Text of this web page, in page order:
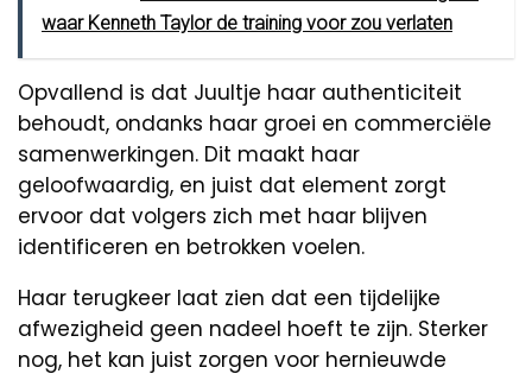
waar Kenneth Taylor de training voor zou verlaten
Opvallend is dat Juultje haar authenticiteit
behoudt, ondanks haar groei en commerciële
samenwerkingen. Dit maakt haar
geloofwaardig, en juist dat element zorgt
ervoor dat volgers zich met haar blijven
identificeren en betrokken voelen.
Haar terugkeer laat zien dat een tijdelijke
afwezigheid geen nadeel hoeft te zijn. Sterker
nog, het kan juist zorgen voor hernieuwde